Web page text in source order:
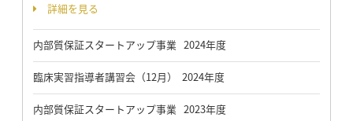
詳細を見る
内部質保証スタートアップ事業 2024年度
臨床実習指導者講習会（12月） 2024年度
内部質保証スタートアップ事業 2023年度